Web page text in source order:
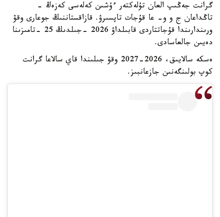
گرانت جەڭىپ العان تۇلەكتەر ءۇشىن كەلەسى كەزەڭ -
تاڭداعان ج و و- عا قۇجات تاپسىرۋ. قازاقستاننىڭ جوعارى وقۋ
ورىندارىندا قۇجاتتاردى قابىلداۋ 2026 -جىلدىڭ 25 -تامىزىنا
دەيىن جالعاسادى.
ەسكە سالايىق، 2026-2027 وقۋ جىلىندا قاي سالاعا گرانت
كوپ بولىنگەنىن جازعانبىز.